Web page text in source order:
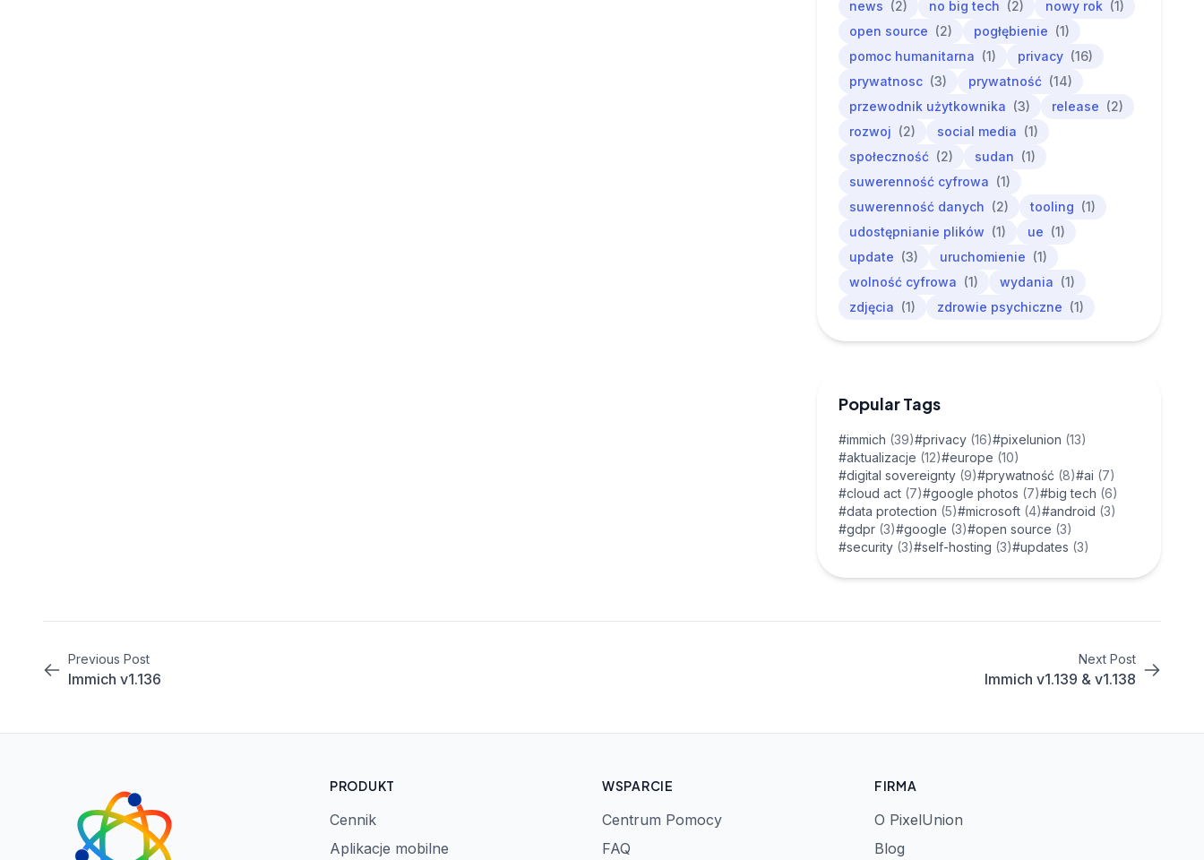
news (2) no big tech (2) nowy rok (1)
open source (2) pogłębienie (1)
pomoc humanitarna (1) privacy (16)
prywatnosc (3) prywatność (14)
przewodnik użytkownika (3) release (2)
rozwoj (2) social media (1)
społeczność (2) sudan (1)
suwerenność cyfrowa (1)
suwerenność danych (2) tooling (1)
udostępnianie plików (1) ue (1)
update (3) uruchomienie (1)
wolność cyfrowa (1) wydania (1)
zdjęcia (1) zdrowie psychiczne (1)
Popular Tags
#immich (39)#privacy (16)#pixelunion (13)
#aktualizacje (12)#europe (10)
#digital sovereignty (9)#prywatność (8)#ai (7)
#cloud act (7)#google photos (7)#big tech (6)
#data protection (5)#microsoft (4)#android (3)
#gdpr (3)#google (3)#open source (3)
#security (3)#self-hosting (3)#updates (3)
Previous Post
Immich v1.136
Next Post
Immich v1.139 & v1.138
PRODUKT
Cennik
Aplikacje mobilne
WSPARCIE
Centrum Pomocy
FAQ
FIRMA
O PixelUnion
Blog